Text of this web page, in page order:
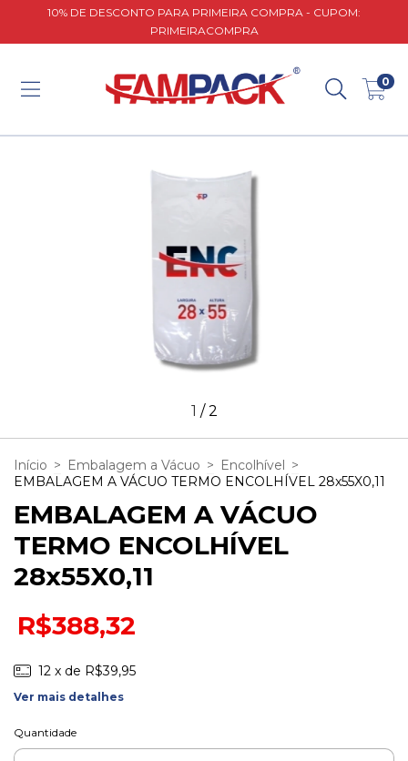
10% DE DESCONTO PARA PRIMEIRA COMPRA - CUPOM:
PRIMEIRACOMPRA
0
1 /2
Início > Embalagem a Vácuo > Encolhível >
EMBALAGEM A VÁCUO TERMO ENCOLHÍVEL 28x55X0,11
EMBALAGEM A VÁCUO
TERMO ENCOLHÍVEL
28x55X0,11
R$388,32
12 x de R$39,95
Ver mais detalhes
Quantidade